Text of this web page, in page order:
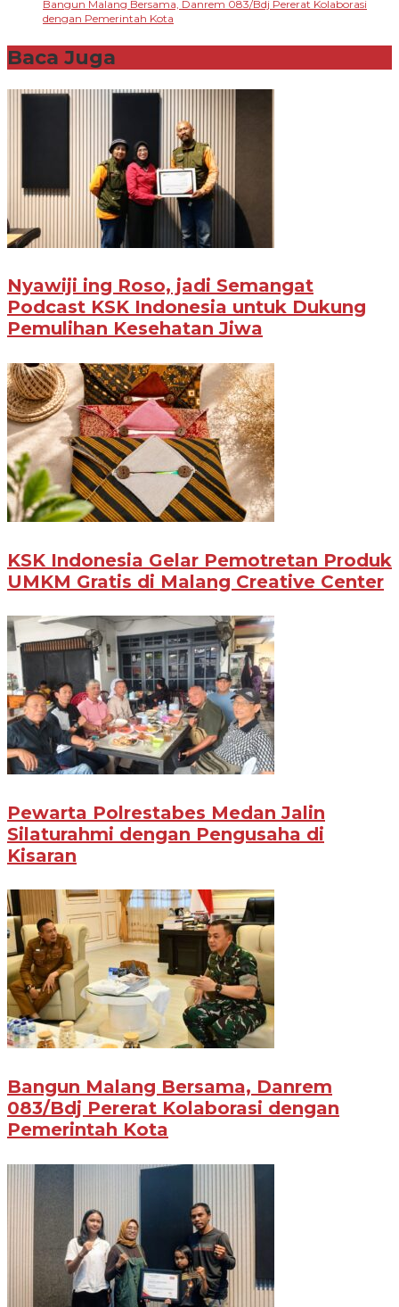
Bangun Malang Bersama, Danrem 083/Bdj Pererat Kolaborasi
dengan Pemerintah Kota
Baca Juga
Nyawiji ing Roso, jadi Semangat
Podcast KSK Indonesia untuk Dukung
Pemulihan Kesehatan Jiwa
KSK Indonesia Gelar Pemotretan Produk
UMKM Gratis di Malang Creative Center
Pewarta Polrestabes Medan Jalin
Silaturahmi dengan Pengusaha di
Kisaran
Bangun Malang Bersama, Danrem
083/Bdj Pererat Kolaborasi dengan
Pemerintah Kota